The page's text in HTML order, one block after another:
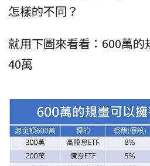
怎樣的不同？
就用下圖來看看：600萬
40萬